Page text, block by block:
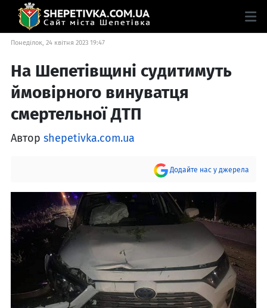
Понеділок, 24 квітня 2023 19:47
На Шепетівщині судитимуть
ймовірного винуватця
смертельної ДТП
Автор shepetivka.com.ua
Додайте нас у джерела